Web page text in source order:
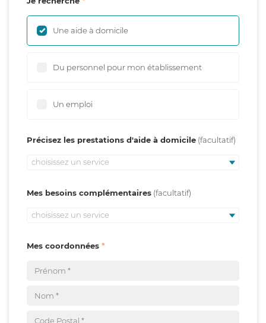
Une aide à domicile
Du personnel pour mon établissement
Un emploi
Précisez les prestations d'aide à domicile
choisissez un service
Mes besoins complémentaires
choisissez un service
Mes coordonnées